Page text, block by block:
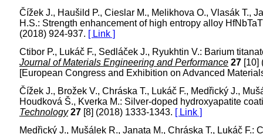
Čížek J., Haušild P., Cieslar M., Melikhova O., Vlasák T.,
H.S.: Strength enhancement of high entropy alloy
(2018) 924-937. [ Link ]
Ctibor P., Lukáč F., Sedláček J., Ryukhtin V.: Barium
Journal of Materials Engineering and Performance 27 [10]
[European Congress and Exhibition on Advanced
Čížek J., Brožek V., Chráska T., Lukáč F., Medřický J.,
Houdková Š., Kverka M.: Silver-doped hydroxyapatite
Technology 27 [8] (2018) 1333-1343. [ Link ]
Medřický J., Mušálek R., Janata M., Chráska T., Lukáč